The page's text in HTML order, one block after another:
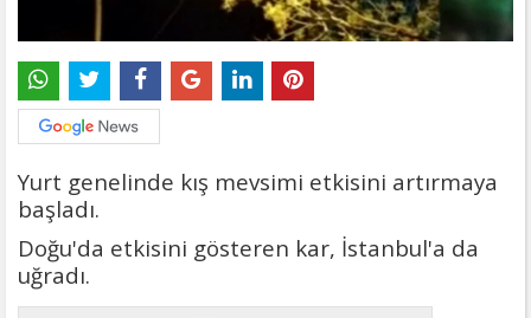
Yurt genelinde kış mevsimi etkisini artırmaya
başladı.
Doğu'da etkisini gösteren kar, İstanbul'a da
uğradı.